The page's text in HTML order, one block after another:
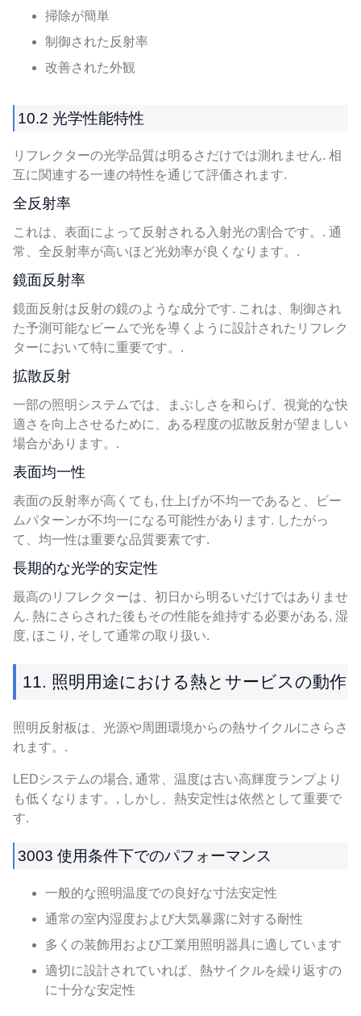
掃除が簡単
制御された反射率
改善された外観
10.2 光学性能特性
リフレクターの光学品質は明るさだけでは測れません. 相
互に関連する一連の特性を通じて評価されます.
全反射率
これは、表面によって反射される入射光の割合です。. 通
常、全反射率が高いほど光効率が良くなります。.
鏡面反射率
鏡面反射は反射の鏡のような成分です. これは、制御され
た予測可能なビームで光を導くように設計されたリフレク
ターにおいて特に重要です。.
拡散反射
一部の照明システムでは、まぶしさを和らげ、視覚的な快
適さを向上させるために、ある程度の拡散反射が望ましい
場合があります。.
表面均一性
表面の反射率が高くても, 仕上げが不均一であると、ビー
ムパターンが不均一になる可能性があります. したがっ
て、均一性は重要な品質要素です.
長期的な光学的安定性
最高のリフレクターは、初日から明るいだけではありませ
ん. 熱にさらされた後もその性能を維持する必要がある, 湿
度, ほこり, そして通常の取り扱い.
11. 照明用途における熱とサービスの動作
照明反射板は、光源や周囲環境からの熱サイクルにさらさ
れます。.
LEDシステムの場合, 通常、温度は古い高輝度ランプより
も低くなります。, しかし、熱安定性は依然として重要で
す.
3003 使用条件下でのパフォーマンス
一般的な照明温度での良好な寸法安定性
通常の室内湿度および大気暴露に対する耐性
多くの装飾用および工業用照明器具に適しています
適切に設計されていれば、熱サイクルを繰り返すの
に十分な安定性